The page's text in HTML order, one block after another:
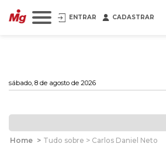
ENTRAR CADASTRAR
sábado, 8 de agosto de 2026
Home > Tudo sobre > Carlos Daniel Neto